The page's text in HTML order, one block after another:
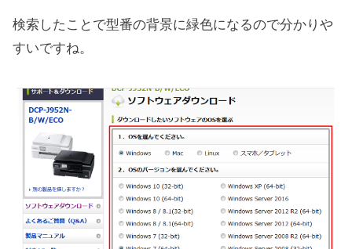
検索したことで型番の背景に緑色になるので分かりや
すいですね。